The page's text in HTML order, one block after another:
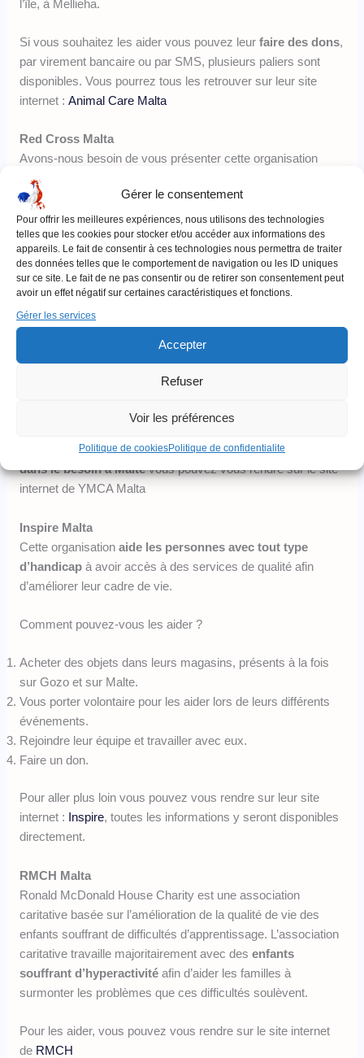
Gérer le consentement
Pour offrir les meilleures expériences, nous utilisons des technologies
telles que les cookies pour stocker et/ou accéder aux informations des
appareils. Le fait de consentir à ces technologies nous permettra de traiter
des données telles que le comportement de navigation ou les ID uniques
sur ce site. Le fait de ne pas consentir ou de retirer son consentement peut
avoir un effet négatif sur certaines caractéristiques et fonctions.
Gérer les services
Accepter
Refuser
Voir les préférences
Politique de cookiesPolitique de confidentialite
l’île, à Mellieha.
Si vous souhaitez les aider vous pouvez leur faire des dons,
par virement bancaire ou par SMS, plusieurs paliers sont
disponibles. Vous pourrez tous les retrouver sur leur site
internet : Animal Care Malta
Red Cross Malta
Avons-nous besoin de vous présenter cette organisation
caritative ? Comme vous le savez la Croix-Rouge est
uneassociation d’aide humanitairedont le but est de venir
en aide aux personnes en difficulté partout dans le monde.
Si vous souhaitez leurfaire un don et leur apporter votre
soutien pour venir en aide à un maximum de personnes,
vous pouvez vous rendre sur leur site internet :Red Cross
Malta
quotidien et les aider à réintégrer la société dignement.
Pour soutenir l’association caritative à aider lespersonnes
dans le besoin à Maltevous pouvez vous rendre sur le site
internet de YMCA Malta
Inspire Malta
Cette organisation aide les personnes avec tout type
d’handicapà avoir accès à des services de qualité afin
d’améliorer leur cadre de vie.
Comment pouvez-vous les aider ?
Acheter des objets dans leurs magasins, présents à la fois
sur Gozo et sur Malte.
Vous porter volontaire pour les aider lors de leurs différents
événements.
Rejoindre leur équipe et travailler avec eux.
Faire un don.
Pour aller plus loin vous pouvez vous rendre sur leur site
internet :
Inspire, toutes les informations y seront disponibles
directement.
RMCH Malta
Ronald McDonald House Charity est une association
caritative basée sur l’amélioration de la qualité de vie des
enfants souffrant de difficultés d’apprentissage. L’association
caritative travaille majoritairement avec des enfants
souffrant d’hyperactivitéafin d’aider les familles à
surmonter les problèmes que ces difficultés soulèvent.
Pour les aider, vous pouvez vous rendre sur le site internet
de RMCH